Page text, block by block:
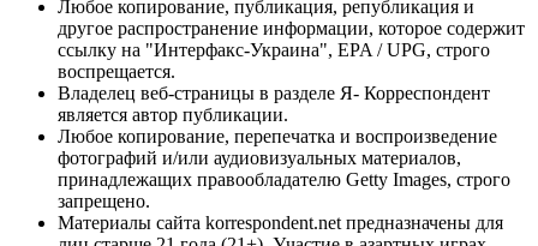
Любое копирование, публикация, републикация и
другое распространение информации, которое содержит
ссылку на "Интерфакс-Украина", EPA / UPG, строго
воспрещается.
Владелец веб-страницы в разделе Я- Корреспондент
является автор публикации.
Любое копирование, перепечатка и воспроизведение
фотографий и/или аудиовизуальных материалов,
принадлежащих правообладателю Getty Images, строго
запрещено.
Материалы сайта korrespondent.net предназначены для